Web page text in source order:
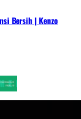
Bersih | Kenzo